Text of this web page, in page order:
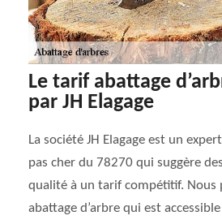
Le tarif abattage
par JH Elagage
La société JH Elagage est un
pas cher du 78270 qui suggère
qualité à un tarif compétitif. Nous
abattage d’arbre qui est